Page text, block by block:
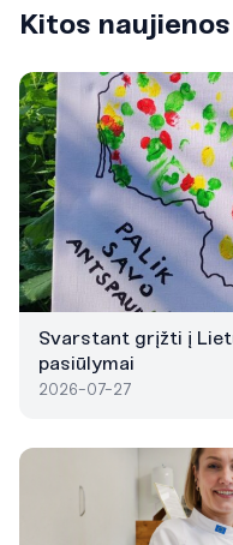
Kitos naujienos
Svarstant grįžti į
pasiūlymai
2026-07-27